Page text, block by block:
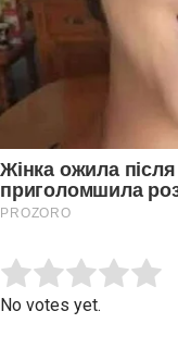
Rate this item:
No votes yet.